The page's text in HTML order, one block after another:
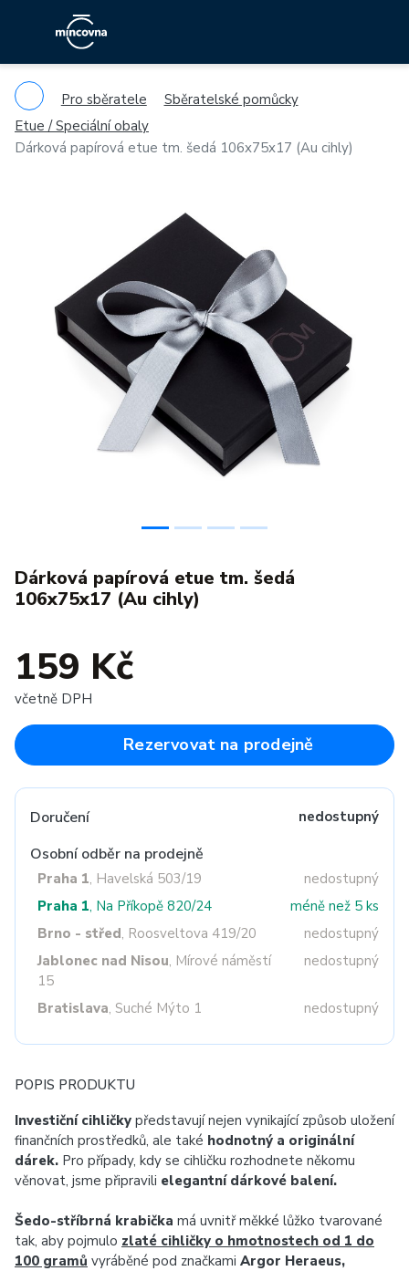
Pro sběratele
Sběratelské pomůcky
Etue / Speciální obaly
Dárková papírová etue tm. šedá 106x75x17 (Au cihly)
Dárková papírová etue tm. šedá
106x75x17 (Au cihly)
159 Kč
včetně DPH
Rezervovat na prodejně
Doručení nedostupný
Osobní odběr na prodejně
Praha 1, Havelská 503/19
nedostupný
Praha 1, Na Příkopě 820/24
méně než 5 ks
Brno - střed, Roosveltova 419/20
nedostupný
Jablonec nad Nisou, Mírové náměstí
15
nedostupný
Bratislava, Suché Mýto 1 nedostupný
POPIS PRODUKTU
Investiční cihličky představují nejen vynikající způsob uložení
finančních prostředků, ale také hodnotný a originální
dárek. Pro případy, kdy se cihličku rozhodnete někomu
věnovat, jsme připravili elegantní dárkové balení.
Šedo-stříbrná krabička má uvnitř měkké lůžko tvarované
tak, aby pojmulo zlaté cihličky o hmotnostech od 1 do
100 gramů vyráběné pod značkami Argor Heraeus,